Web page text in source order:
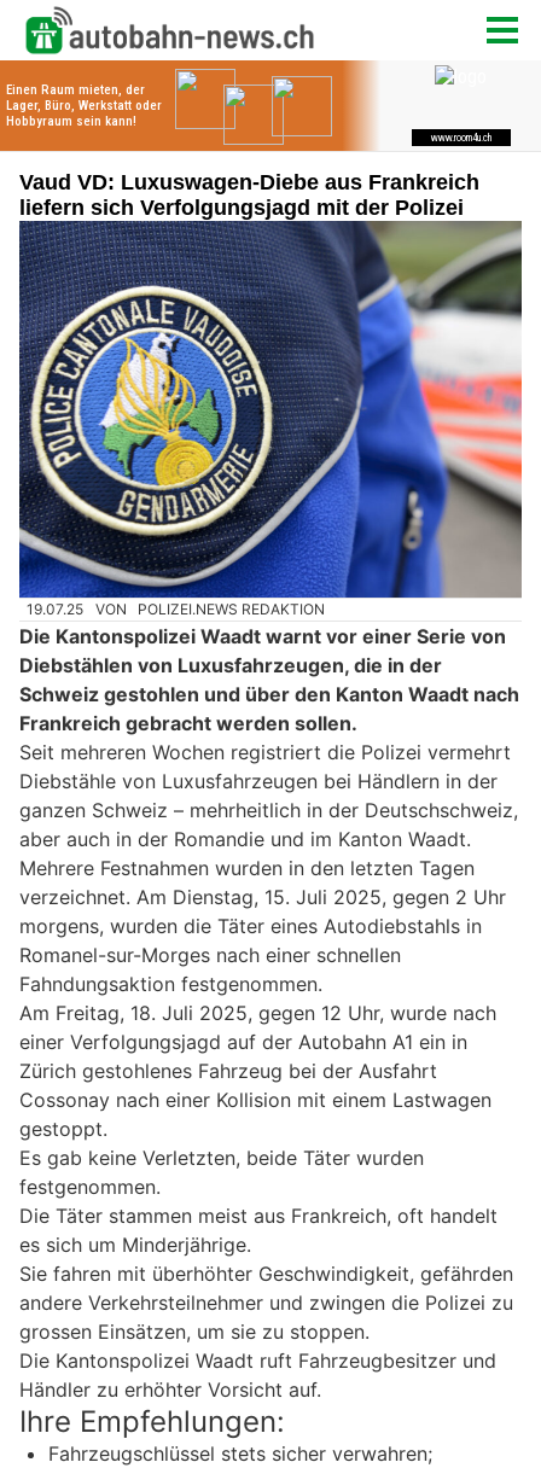
Vaud VD: Luxuswagen-Diebe aus Frankreich
liefern sich Verfolgungsjagd mit der Polizei
19.07.25 VON POLIZEI.NEWS REDAKTION
Die Kantonspolizei Waadt warnt vor einer Serie von
Diebstählen von Luxusfahrzeugen, die in der
Schweiz gestohlen und über den Kanton Waadt nach
Frankreich gebracht werden sollen.
Seit mehreren Wochen registriert die Polizei vermehrt
Diebstähle von Luxusfahrzeugen bei Händlern in der
ganzen Schweiz – mehrheitlich in der Deutschschweiz,
aber auch in der Romandie und im Kanton Waadt.
Mehrere Festnahmen wurden in den letzten Tagen
verzeichnet. Am Dienstag, 15. Juli 2025, gegen 2 Uhr
morgens, wurden die Täter eines Autodiebstahls in
Romanel-sur-Morges nach einer schnellen
Fahndungsaktion festgenommen.
Am Freitag, 18. Juli 2025, gegen 12 Uhr, wurde nach
einer Verfolgungsjagd auf der Autobahn A1 ein in
Zürich gestohlenes Fahrzeug bei der Ausfahrt
Cossonay nach einer Kollision mit einem Lastwagen
gestoppt.
Es gab keine Verletzten, beide Täter wurden
festgenommen.
Die Täter stammen meist aus Frankreich, oft handelt
es sich um Minderjährige.
Sie fahren mit überhöhter Geschwindigkeit, gefährden
andere Verkehrsteilnehmer und zwingen die Polizei zu
grossen Einsätzen, um sie zu stoppen.
Die Kantonspolizei Waadt ruft Fahrzeugbesitzer und
Händler zu erhöhter Vorsicht auf.
Ihre Empfehlungen:
Fahrzeugschlüssel stets sicher verwahren;